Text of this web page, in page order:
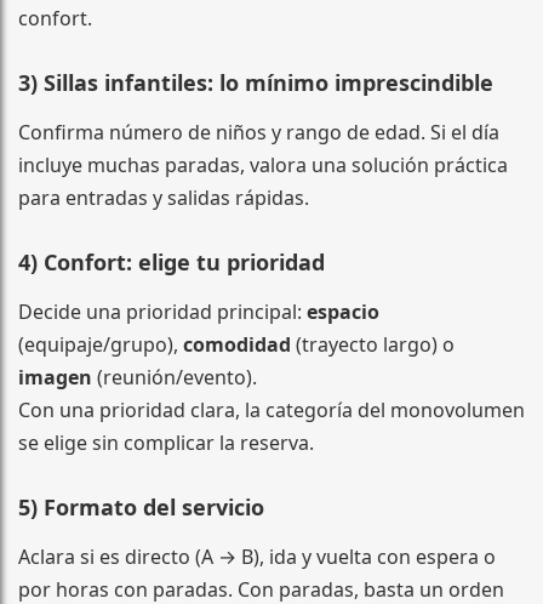
confort.
3) Sillas infantiles: lo mínimo imprescindible
Confirma número de niños y rango de edad. Si el día
incluye muchas paradas, valora una solución práctica
para entradas y salidas rápidas.
4) Confort: elige tu prioridad
Decide una prioridad principal: espacio
(equipaje/grupo), comodidad (trayecto largo) o
imagen (reunión/evento).
Con una prioridad clara, la categoría del monovolumen
se elige sin complicar la reserva.
5) Formato del servicio
Aclara si es directo (A → B), ida y vuelta con espera o
por horas con paradas. Con paradas, basta un orden